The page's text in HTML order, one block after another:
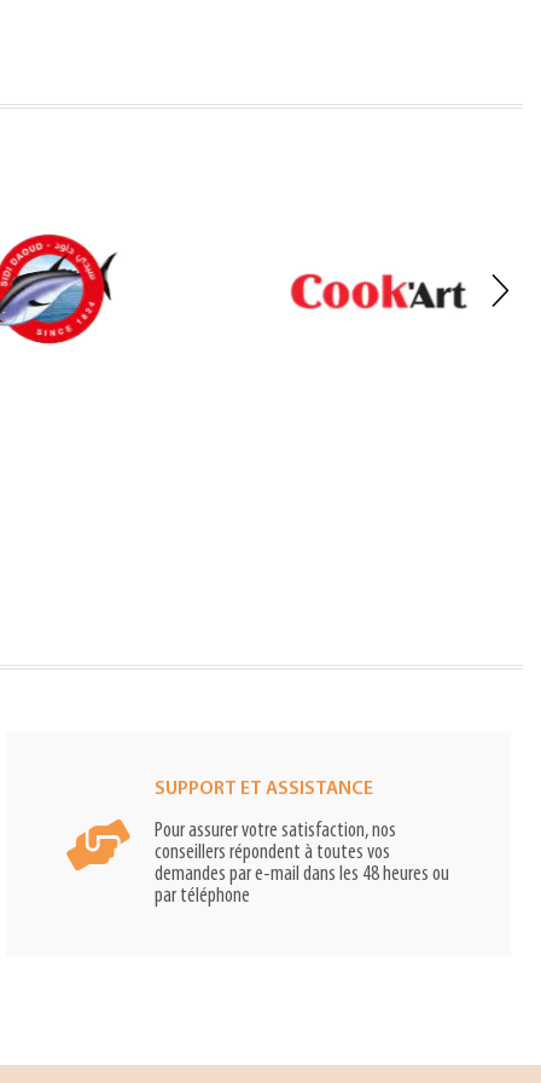
SUPPORT ET ASSISTANCE
Pour assurer votre satisfaction, nos
conseillers répondent à toutes vos
demandes par e-mail dans les 48 heures ou
par téléphone